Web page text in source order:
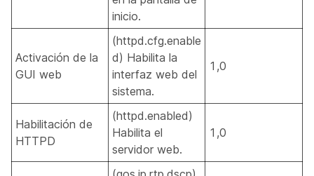
inicio.
Activación de la
GUI web
(httpd.cfg.enable
d) Habilita la
interfaz web del
sistema.
1,0
Habilitación de
HTTPD
(httpd.enabled)
Habilita el
servidor web.
1,0